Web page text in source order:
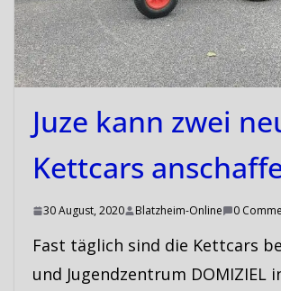
Juze kann zwei
Kettcars
30 August, 2020 Blatzheim-Online 0
Fast täglich sind die Kettcars
und Jugendzentrum DOMIZIEL